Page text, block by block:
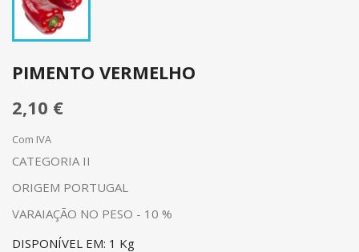
PIMENTO VERMELHO
2,10 €
Com IVA
CATEGORIA II
ORIGEM PORTUGAL
VARAIAÇÃO NO PESO - 10 %
DISPONÍVEL EM: 1 Kg